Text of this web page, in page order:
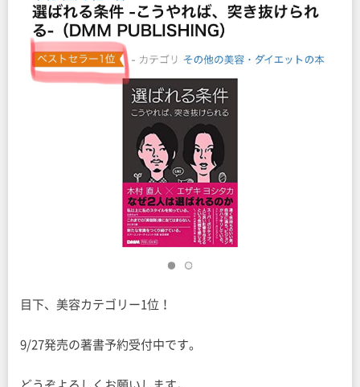
目下、美容カテゴリー1位！
9/27発売の著書予約受付中です。